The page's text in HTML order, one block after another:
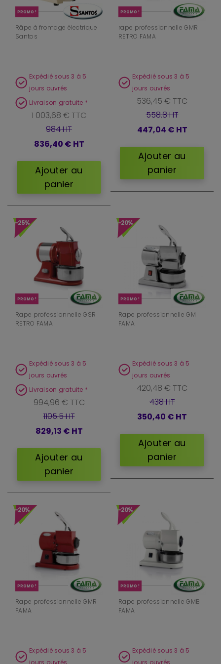
PROMO !
Râpe à fromage électrique
Santos
Expédié sous 3 à 5
jours ouvrés
Livraison gratuite *
1 003,68 € TTC
984 HT
836,40 € HT
Ajouter au
panier
PROMO !
rape professionnelle GMR
RETRO FAMA
Expédié sous 3 à 5
jours ouvrés
536,45 € TTC
558.8 HT
447,04 € HT
Ajouter au
panier
-25%
PROMO !
Rape professionnelle GSR
RETRO FAMA
Expédié sous 3 à 5
jours ouvrés
Livraison gratuite *
994,96 € TTC
1105.5 HT
829,13 € HT
Ajouter au
panier
-20%
PROMO !
Rape professionnelle GM
FAMA
Expédié sous 3 à 5
jours ouvrés
420,48 € TTC
438 HT
350,40 € HT
Ajouter au
panier
-20%
PROMO !
Rape professionnelle GMR
FAMA
Expédié sous 3 à 5
jours ouvrés
-20%
PROMO !
Rape professionnelle GMB
FAMA
Expédié sous 3 à 5
jours ouvrés